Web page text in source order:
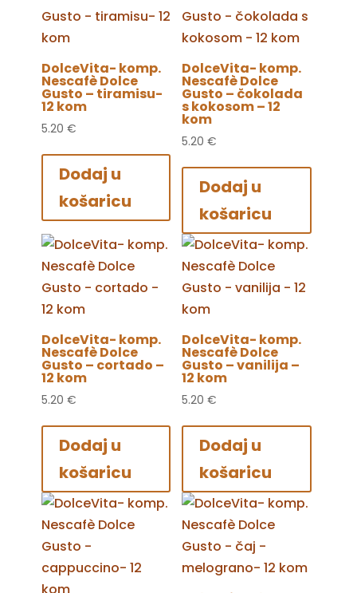
do
niske
DolceVita- komp.
Nescafè Dolce
Gusto – tiramisu-
12 kom
5.20 €
Dodaj u
košaricu
DolceVita- komp.
Nescafè Dolce
Gusto – čokolada
s kokosom – 12
kom
5.20€
Dodaj u
košaricu
DolceVita- komp.
Nescafè Dolce
Gusto – cortado –
12 kom
5.20 €
Dodaj u
košaricu
DolceVita- komp.
Nescafè Dolce
Gusto – vanilija –
12 kom
5.20€
Dodaj u
košaricu